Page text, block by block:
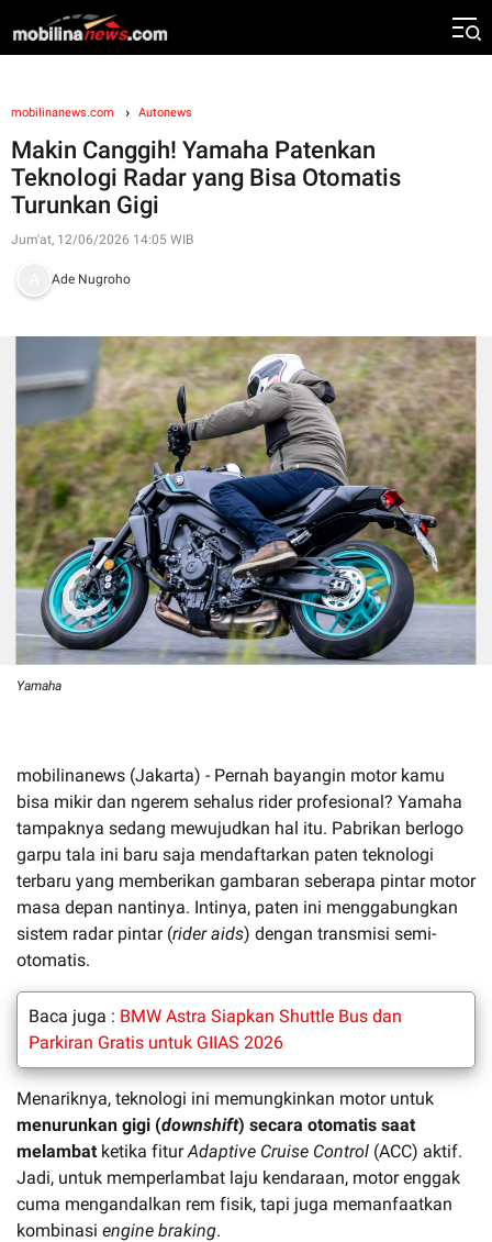
mobilinanews.com Autonews
Makin Canggih! Yamaha Patenkan
Teknologi Radar yang Bisa Otomatis
Turunkan Gigi
Jum'at, 12/06/2026 14:05 WIB
Ade Nugroho
Yamaha
mobilinanews (Jakarta) - Pernah bayangin motor kamu
bisa mikir dan ngerem sehalus rider profesional? Yamaha
tampaknya sedang mewujudkan hal itu. Pabrikan berlogo
garpu tala ini baru saja mendaftarkan paten teknologi
terbaru yang memberikan gambaran seberapa pintar motor
masa depan nantinya. Intinya, paten ini menggabungkan
sistem radar pintar (rider aids) dengan transmisi semi-
otomatis.
Baca juga : BMW Astra Siapkan Shuttle Bus dan
Parkiran Gratis untuk GIIAS 2026
Menariknya, teknologi ini memungkinkan motor untuk
menurunkan gigi (downshift) secara otomatis saat
melambat ketika fiturAdaptive Cruise Control (ACC) aktif.
Jadi, untuk memperlambat laju kendaraan, motor enggak
cuma mengandalkan rem fisik, tapi juga memanfaatkan
kombinasi engine braking.